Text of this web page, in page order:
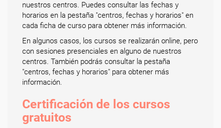
nuestros centros. Puedes consultar las fechas y
horarios en la pestaña "centros, fechas y horarios" en
cada ficha de curso para obtener más información.
En algunos casos, los cursos se realizarán online, pero
con sesiones presenciales en alguno de nuestros
centros. También podrás consultar la pestaña
"centros, fechas y horarios" para obtener más
información.
Certificación de los cursos
gratuitos